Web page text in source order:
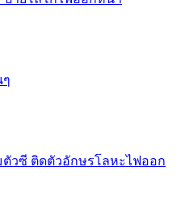
วซี ติดตัวอักษรโลหะไฟออก